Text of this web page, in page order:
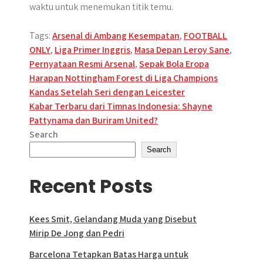
waktu untuk menemukan titik temu.
Tags:Arsenal di Ambang Kesempatan, FOOTBALL
ONLY, Liga Primer Inggris, Masa Depan Leroy Sane,
Pernyataan Resmi Arsenal,Sepak Bola Eropa
Post
navigation
Harapan Nottingham Forest di Liga Champions
Kandas Setelah Seri dengan Leicester
Kabar Terbaru dari Timnas Indonesia: Shayne
Pattynama dan Buriram United?
Search
Search
Recent Posts
Kees Smit, Gelandang Muda yang Disebut
Mirip De Jong dan Pedri
Barcelona Tetapkan Batas Harga untuk